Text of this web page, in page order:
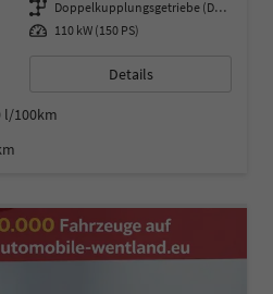
Getriebe
Doppelkupplungsgetriebe (DSG)
Leistung 110 kW (150 PS)
Details
l/100km